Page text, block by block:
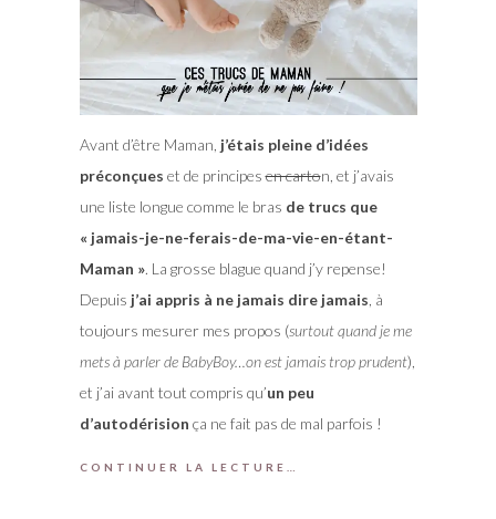
Avant d’être Maman, j’étais pleine d’idées
préconçues et de principesen carton, et j’avais
une liste longue comme le bras de trucs que
« jamais-je-ne-ferais-de-ma-vie-en-étant-
Maman ». La grosse blague quand j’y repense!
Depuis j’ai appris à ne jamais dire jamais , à
toujours mesurer mes propos (surtout quand je me
mets à parler de BabyBoy…on est jamais trop prudent),
et j’ai avant tout compris qu’un peu
d’autodérision ça ne fait pas de mal parfois !
CONTINUER LA LECTURE…